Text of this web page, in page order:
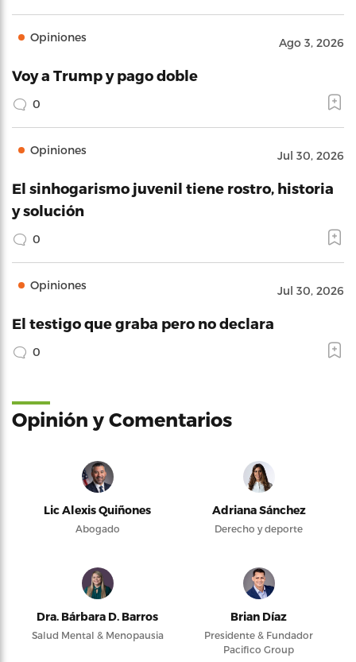
Opiniones Ago 3, 2026
Voy a Trump y pago doble
0
Opiniones Jul 30, 2026
El sinhogarismo juvenil tiene rostro, historia
y solución
0
Opiniones Jul 30, 2026
El testigo que graba pero no declara
0
Opinión y Comentarios
Lic Alexis Quiñones
Abogado
Adriana Sánchez
Derecho y deporte
Dra. Bárbara D. Barros
Salud Mental & Menopausia
Brian Díaz
Presidente & Fundador
Pacifico Group